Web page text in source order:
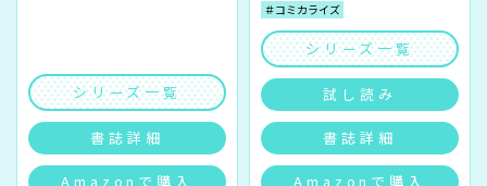
シリーズ一覧
書誌詳細
Amazonで購入
＃コミカライズ
シリーズ一覧
試し読み
書誌詳細
Amazonで購入